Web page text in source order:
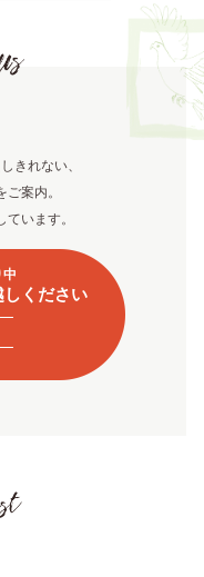
きれない、
案内。
います。
中
しください